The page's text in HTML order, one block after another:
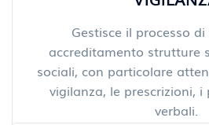
Gestisce il processo
accreditamento strutture
sociali, con particolare
vigilanza, le prescrizioni, i
verbali.